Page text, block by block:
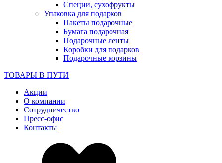
Специи, сухофрукты
Упаковка для подарков
Пакеты подарочные
Бумага подарочная
Подарочные ленты
Коробки для подарков
Подарочные корзины
ТОВАРЫ В ПУТИ
Акции
О компании
Сотрудничество
Пресс-офис
Контакты